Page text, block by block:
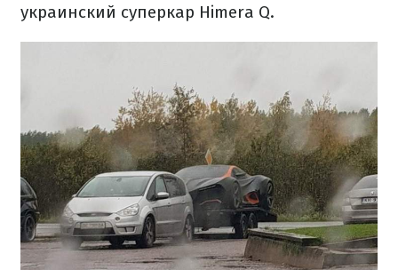
украинский суперкар Himera Q.